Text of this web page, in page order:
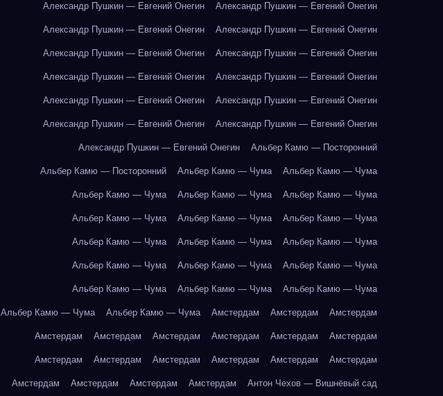
Александр Пушкин — Евгений Онегин Александр Пушкин — Евгений Онегин
Александр Пушкин — Евгений Онегин Александр Пушкин — Евгений Онегин
Александр Пушкин — Евгений Онегин Александр Пушкин — Евгений Онегин
Александр Пушкин — Евгений Онегин Александр Пушкин — Евгений Онегин
Александр Пушкин — Евгений Онегин Александр Пушкин — Евгений Онегин
Александр Пушкин — Евгений Онегин Александр Пушкин — Евгений Онегин
Александр Пушкин — Евгений Онегин Альбер Камю — Посторонний
Альбер Камю — Посторонний Альбер Камю — Чума Альбер Камю — Чума
Альбер Камю — Чума Альбер Камю — Чума Альбер Камю — Чума
Альбер Камю — Чума Альбер Камю — Чума Альбер Камю — Чума
Альбер Камю — Чума Альбер Камю — Чума Альбер Камю — Чума
Альбер Камю — Чума Альбер Камю — Чума Альбер Камю — Чума
Альбер Камю — Чума Альбер Камю — Чума Альбер Камю — Чума
Альбер Камю — Чума Альбер Камю — Чума Амстердам Амстердам Амстердам
Амстердам Амстердам Амстердам Амстердам Амстердам Амстердам
Амстердам Амстердам Амстердам Амстердам Амстердам Амстердам
Амстердам Амстердам Амстердам Амстердам Антон Чехов — Вишнёвый сад